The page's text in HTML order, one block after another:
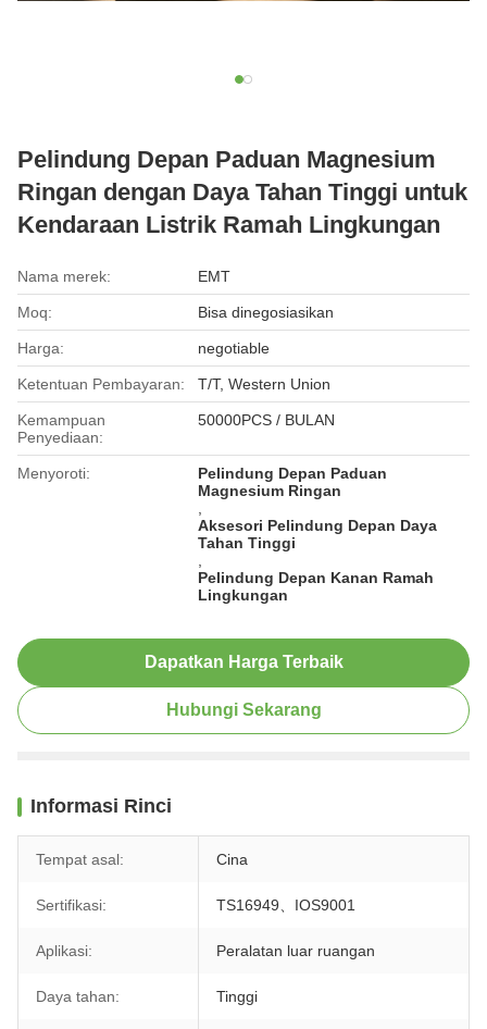
Pelindung Depan Paduan Magnesium
Ringan dengan Daya Tahan Tinggi untuk
Kendaraan Listrik Ramah Lingkungan
Nama merek: EMT
Moq: Bisa dinegosiasikan
Harga: negotiable
Ketentuan Pembayaran: T/T, Western Union
Kemampuan
Penyediaan:
50000PCS / BULAN
Menyoroti:
Pelindung Depan Paduan
Magnesium Ringan
Aksesori Pelindung Depan Daya
Tahan Tinggi
Pelindung Depan Kanan Ramah
Lingkungan
Dapatkan Harga Terbaik
Hubungi Sekarang
Informasi Rinci
Tempat asal: Cina
Sertifikasi: TS16949、IOS9001
Aplikasi: Peralatan luar ruangan
Daya tahan: Tinggi